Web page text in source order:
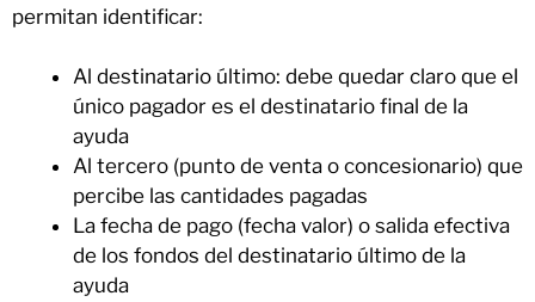
permitan identificar:
Al destinatario último: debe quedar claro que el
único pagador es el destinatario final de la
ayuda
Al tercero (punto de venta o concesionario) que
percibe las cantidades pagadas
La fecha de pago (fecha valor) o salida efectiva
de los fondos del destinatario último de la
ayuda